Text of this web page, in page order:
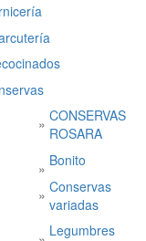
CONSERVAS
ROSARA
Bonito
Conservas
variadas
Legumbres